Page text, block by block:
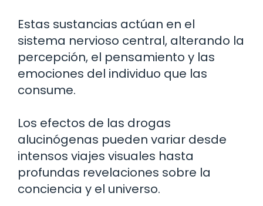
Estas sustancias actúan en el
sistema nervioso central, alterando la
percepción, el pensamiento y las
emociones del individuo que las
consume.
Los efectos de las drogas
alucinógenas pueden variar desde
intensos viajes visuales hasta
profundas revelaciones sobre la
conciencia y el universo.